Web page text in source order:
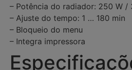
– Potência do radiador: 250 W /
– Ajuste do tempo: 1 … 180 min
– Bloqueio do menu
– Integra impressora